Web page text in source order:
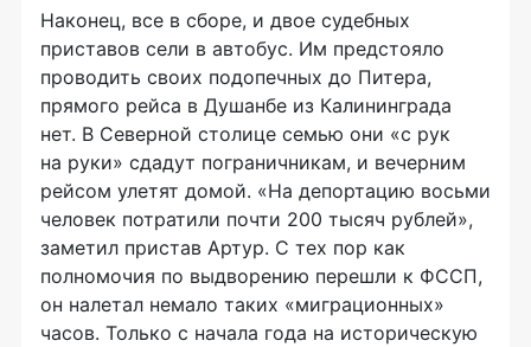
Наконец, все в сборе, и двое судебных
приставов сели в автобус. Им предстояло
проводить своих подопечных до Питера,
прямого рейса в Душанбе из Калининграда
нет. В Северной столице семью они «с рук
на руки» сдадут пограничникам, и вечерним
рейсом улетят домой. «На депортацию восьми
человек потратили почти 200 тысяч рублей»,
заметил пристав Артур. С тех пор как
полномочия по выдворению перешли к ФССП,
он налетал немало таких «миграционных»
часов. Только с начала года на историческую